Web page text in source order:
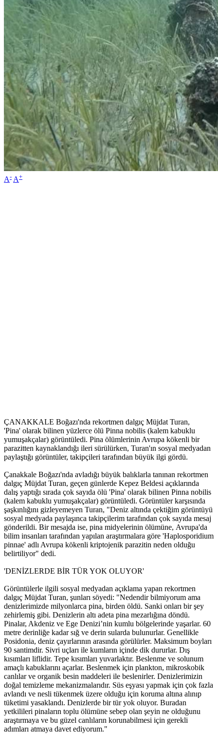
A- A+
ÇANAKKALE Boğazı'nda rekortmen dalgıç Müjdat Turan,
'Pina' olarak bilinen yüzlerce ölü Pinna nobilis (kalem kabuklu
yumuşakçalar) görüntüledi. Pina ölümlerinin Avrupa kökenli bir
parazitten kaynaklandığı ileri sürülürken, Turan'ın sosyal medyadan
paylaştığı görüntüler, takipçileri tarafından büyük ilgi gördü.
Çanakkale Boğazı'nda avladığı büyük balıklarla tanınan rekortmen
dalgıç Müjdat Turan, geçen günlerde Kepez Beldesi açıklarında
dalış yaptığı sırada çok sayıda ölü 'Pina' olarak bilinen Pinna nobilis
(kalem kabuklu yumuşakçalar) görüntüledi. Görüntüler karşısında
şaşkınlığını gizleyemeyen Turan, "Deniz altında çektiğim görüntüyü
sosyal medyada paylaşınca takipçilerim tarafından çok sayıda mesaj
gönderildi. Bir mesajda ise, pina midyelerinin ölümüne, Avrupa'da
bilim insanları tarafından yapılan araştırmalara göre 'Haplosporidium
pinnae' adlı Avrupa kökenli kriptojenik parazitin neden olduğu
belirtiliyor" dedi.
'DENİZLERDE BİR TÜR YOK OLUYOR'
Görüntülerle ilgili sosyal medyadan açıklama yapan rekortmen
dalgıç Müjdat Turan, şunları söyedi: "Nedendir bilmiyorum ama
denizlerimizde milyonlarca pina, birden öldü. Sanki onları bir şey
zehirlemiş gibi. Denizlerin altı adeta pina mezarlığına döndü.
Pinalar, Akdeniz ve Ege Denizi’nin kumlu bölgelerinde yaşarlar. 60
metre derinliğe kadar sığ ve derin sularda bulunurlar. Genellikle
Posidonia, deniz çayırlarının arasında görülürler. Maksimum boyları
90 santimdir. Sivri uçları ile kumların içinde dik dururlar. Dış
kısımları liflidir. Tepe kısımları yuvarlaktır. Beslenme ve solunum
amaçlı kabuklarını açarlar. Beslenmek için plankton, mikroskobik
canlılar ve organik besin maddeleri ile beslenirler. Denizlerimizin
doğal temizleme mekanizmalarıdır. Süs eşyası yapmak için çok fazla
avlandı ve nesli tükenmek üzere olduğu için koruma altına alınıp
tüketimi yasaklandı. Denizlerde bir tür yok oluyor. Buradan
yetkilileri pinaların toplu ölümüne sebep olan şeyin ne olduğunu
araştırmaya ve bu güzel canlıların korunabilmesi için gerekli
adımları atmaya davet ediyorum."